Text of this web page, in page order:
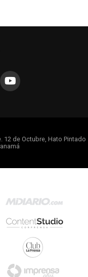
12 de Octubre, Hato Pintado